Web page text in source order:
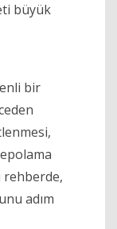
büyük
bir
rehberde,
adım